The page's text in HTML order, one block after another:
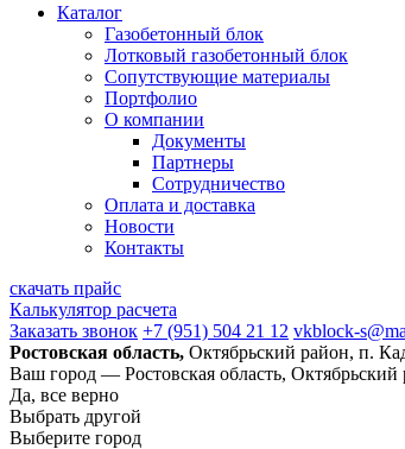
Каталог
Газобетонный блок
Лотковый газобетонный блок
Сопутствующие материалы
Портфолио
О компании
Документы
Партнеры
Сотрудничество
Оплата и доставка
Новости
Контакты
скачать прайс
Калькулятор расчета
Заказать звонок +7 (951) 504 21 12 vkblock-
Ростовская область, Октябрьский район, п.
Ваш город — Ростовская область,
Да, все верно
Выбрать другой
Выберите город